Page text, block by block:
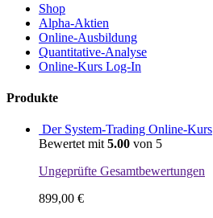
Shop
Alpha-Aktien
Online-Ausbildung
Quantitative-Analyse
Online-Kurs Log-In
Produkte
Der System-Trading Online-Kurs
Bewertet mit 5.00 von 5
Ungeprüfte Gesamtbewertungen
899,00 €